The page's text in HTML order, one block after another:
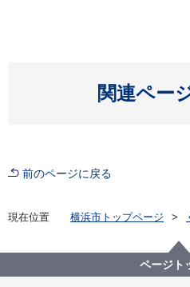
関連ペー
前のページに戻る
現在位置 横浜市トップページ
横浜みどりアップ計画
計画の柱１「市民ととも
ページト